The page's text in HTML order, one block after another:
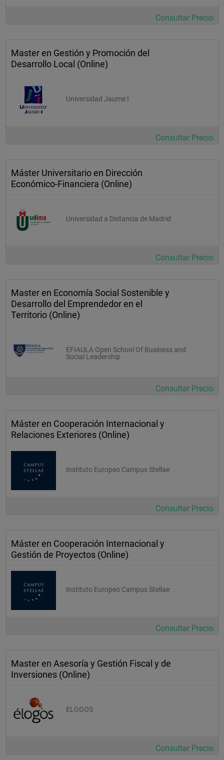
Consultar Precio
Master en Gestión y Promoción del
Desarrollo Local (Online)
Universidad Jaume I
Consultar Precio
Máster Universitario en Dirección
Económico-Financiera (Online)
Universidad a Distancia de Madrid
Consultar Precio
Master en Economía Social Sostenible y
Desarrollo del Emprendedor en el
Territorio (Online)
EFIAULA Open School Of Business and
Social Leadership
Consultar Precio
Máster en Cooperación Internacional y
Relaciones Exteriores (Online)
Instituto Europeo Campus Stellae
Consultar Precio
Máster en Cooperación Internacional y
Gestión de Proyectos (Online)
Instituto Europeo Campus Stellae
Consultar Precio
Master en Asesoría y Gestión Fiscal y de
Inversiones (Online)
ELOGOS
Consultar Precio